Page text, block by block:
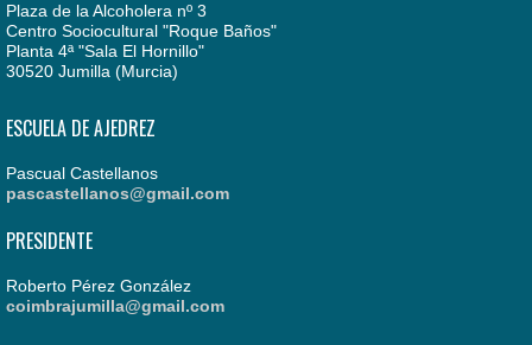
Plaza de la Alcoholera nº 3
Centro Sociocultural "Roque Baños"
Planta 4ª "Sala El Hornillo"
30520 Jumilla (Murcia)
ESCUELA DE AJEDREZ
Pascual Castellanos
pascastellanos@gmail.com
PRESIDENTE
Roberto Pérez González
coimbrajumilla@gmail.com